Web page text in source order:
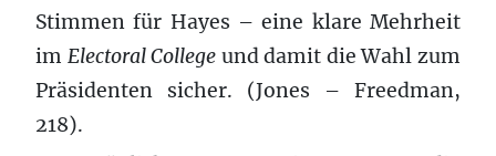
Stimmen für Hayes – eine klare Mehrheit
im Electoral College und damit die Wahl zum
Präsidenten sicher. (Jones – Freedman,
218).